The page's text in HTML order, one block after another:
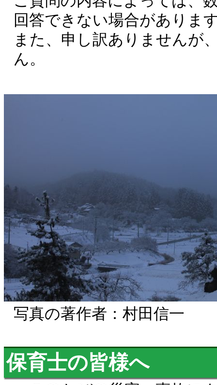
回答できない場合がありま
また、申し訳ありませんが
ん。
写真の著作者：村田信一
保育士の皆様へ